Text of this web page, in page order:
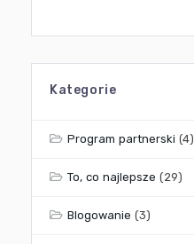
Kategorie
Program partnerski (4)
To, co najlepsze (29)
Blogowanie (3)